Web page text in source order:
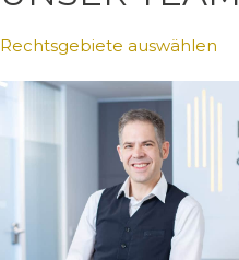
Rechtsgebiete auswählen
Mehr erfahren